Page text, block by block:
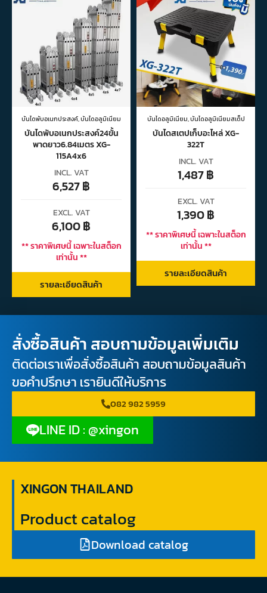
บันไดพับอเนกประสงค์,บันไดอลูมิเนียม
บันไดพับอเนกประสงค์24ขั้น
พาดยาว6.84เมตร XG-
115A4x6
INCL. VAT
6,527฿
EXCL. VAT
6,100฿
** ราคาพิเศษนี้ เฉพาะในสต็อก
เท่านั้น **
รายละเอียดสินค้า
บันไดอลูมิเนียม,บันไดอลูมิเนียมสเต็ป
บันไดสเตปเก็บอะไหล่ XG-
322T
INCL. VAT
1,487฿
EXCL. VAT
1,390฿
** ราคาพิเศษนี้ เฉพาะในสต็อก
เท่านั้น **
รายละเอียดสินค้า
สั่งซื้อสินค้า สอบถามข้อมูลเพิ่มเติม
ติดต่อเราเพื่อสั่งซื้อสินค้า สอบถามข้อมูลสินค้า
ขอคำปรึกษา เรายินดีให้บริการ
082 982 5959
LINE ID : @xingon
XINGON THAILAND
Product catalog
Download catalog